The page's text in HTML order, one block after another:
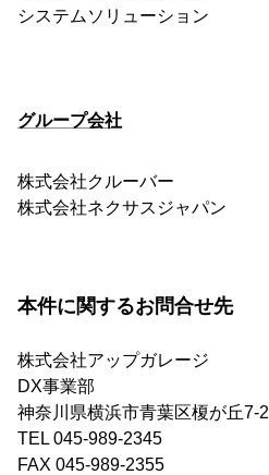
システムソリューション
グループ会社
株式会社クルーバー
株式会社ネクサスジャパン
本件に関するお問合せ先
株式会社アップガレージ
DX事業部
神奈川県横浜市青葉区榎が丘7-
TEL 045-989-2345
FAX 045-989-2355